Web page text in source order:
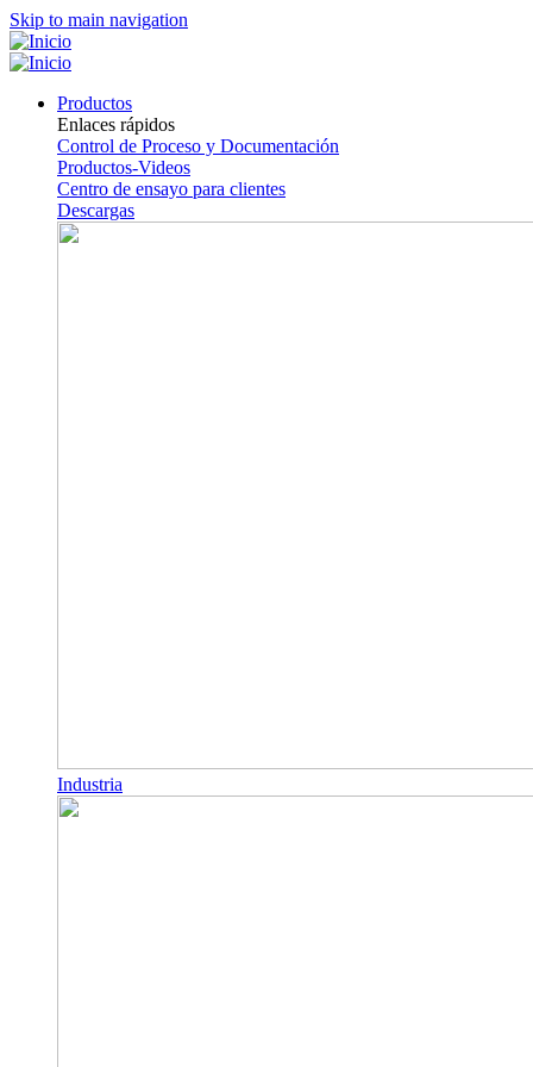
Skip to main navigation
Productos
Enlaces rápidos
Control de Proceso y Documentación
Productos-Videos
Centro de ensayo para clientes
Descargas
Industria